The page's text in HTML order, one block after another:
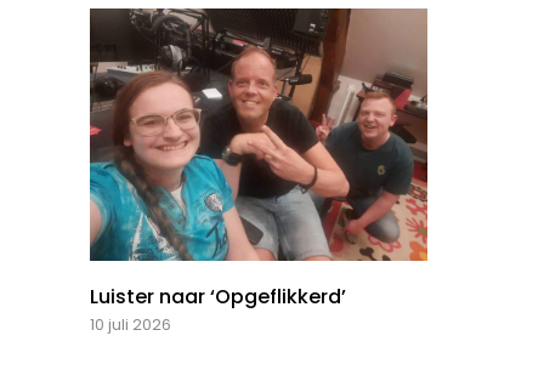
Luister naar ‘Opgeflikkerd’
10 juli 2026